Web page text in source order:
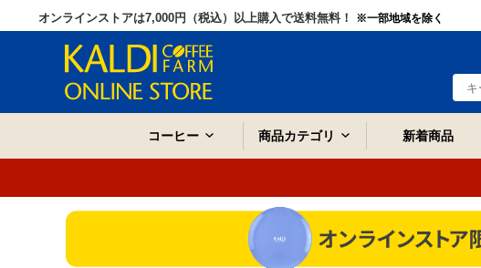
オンラインストアは7,000円（税込）以上購入で送料無料！ ※一部地域を除く
コーヒー 商品カテゴリ 新着商品